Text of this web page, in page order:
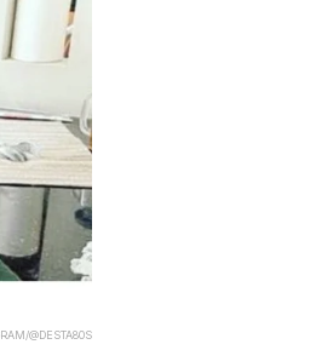
@DESTA80S